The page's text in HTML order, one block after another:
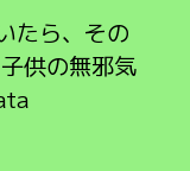
たら、その
供の無邪気